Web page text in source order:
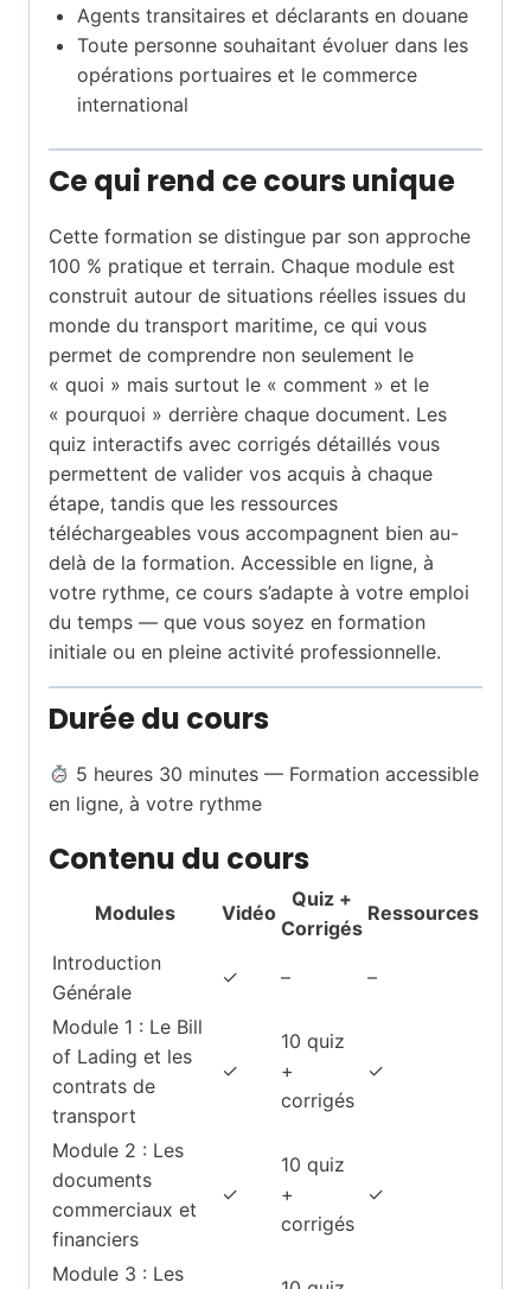
Agents transitaires et déclarants en douane
Toute personne souhaitant évoluer dans les
opérations portuaires et le commerce
international
Ce qui rend ce cours unique
Cette formation se distingue par son approche
100 % pratique et terrain. Chaque module est
construit autour de situations réelles issues du
monde du transport maritime, ce qui vous
permet de comprendre non seulement le
« quoi » mais surtout le « comment » et le
« pourquoi » derrière chaque document. Les
quiz interactifs avec corrigés détaillés vous
permettent de valider vos acquis à chaque
étape, tandis que les ressources
téléchargeables vous accompagnent bien au-
delà de la formation. Accessible en ligne, à
votre rythme, ce cours s’adapte à votre emploi
du temps — que vous soyez en formation
initiale ou en pleine activité professionnelle.
Durée du cours
5 heures 30 minutes — Formation accessible
en ligne, à votre rythme
Contenu du cours
Modules Vidéo
Quiz +
Corrigés
Ressources
Introduction
Générale
✓ – –
Module 1 : Le Bill
of Lading et les
contrats de
transport
✓
10 quiz
+
corrigés
✓
Module 2 : Les
documents
commerciaux et
financiers
✓
10 quiz
+
corrigés
✓
Module 3 : Les